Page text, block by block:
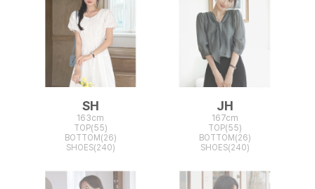
SH
163cm
TOP(55)
BOTTOM(26)
SHOES(240)
JH
167cm
TOP(55)
BOTTOM(26)
SHOES(240)